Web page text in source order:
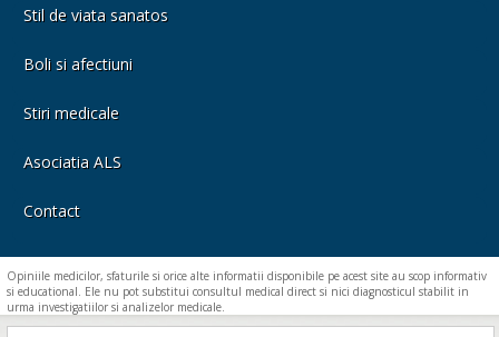
Stil de viata sanatos
Boli si afectiuni
Stiri medicale
Asociatia ALS
Contact
Opiniile medicilor, sfaturile si orice alte informatii disponibile pe acest site au scop informativ
si educational. Ele nu pot substitui consultul medical direct si nici diagnosticul stabilit in
urma investigatiilor si analizelor medicale.